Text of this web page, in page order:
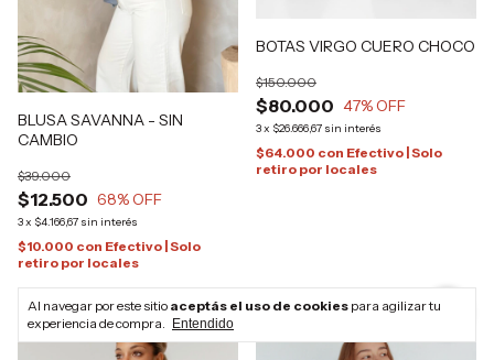
Al navegar por este sitio aceptás el uso de cookies para agilizar tu
experiencia de compra.
Entendido
BLUSA SAVANNA - SIN
CAMBIO
$12.500
$39.000
68% OFF
3x $4.166,67 sin interés
$10.000 con Efectivo | Solo
retiro por locales
BOTAS VIRGO CUERO CHOCO
$80.000
$150.000
47% OFF
3x $26.666,67 sin interés
$64.000 con Efectivo | Solo
retiro por locales